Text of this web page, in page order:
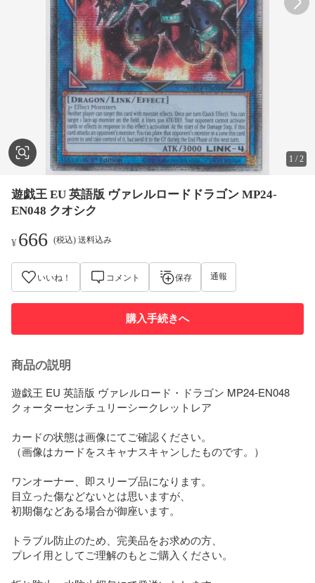
1 /2
遊戯王 EU 英語版 ヴァレルロードドラゴン MP24-
EN048 クオシク
¥666 (税込) 送料込み
いいね！ コメント 保存 通報
購入手続きへ
商品の説明
遊戯王 EU 英語版 ヴァレルロード・ドラゴン MP24-EN048
クォーターセンチュリーシークレットレア
カードの状態は画像にてご確認ください。
（画像はカードをスキャナスキャンしたものです。）
ワンオーナー、即スリーブ品になります。
目立った傷などないとは思いますが、
初期傷などある場合が御座います。
トラブル防止のため、完美品をお求めの方、
プレイ用としてご理解のもとご購入ください。